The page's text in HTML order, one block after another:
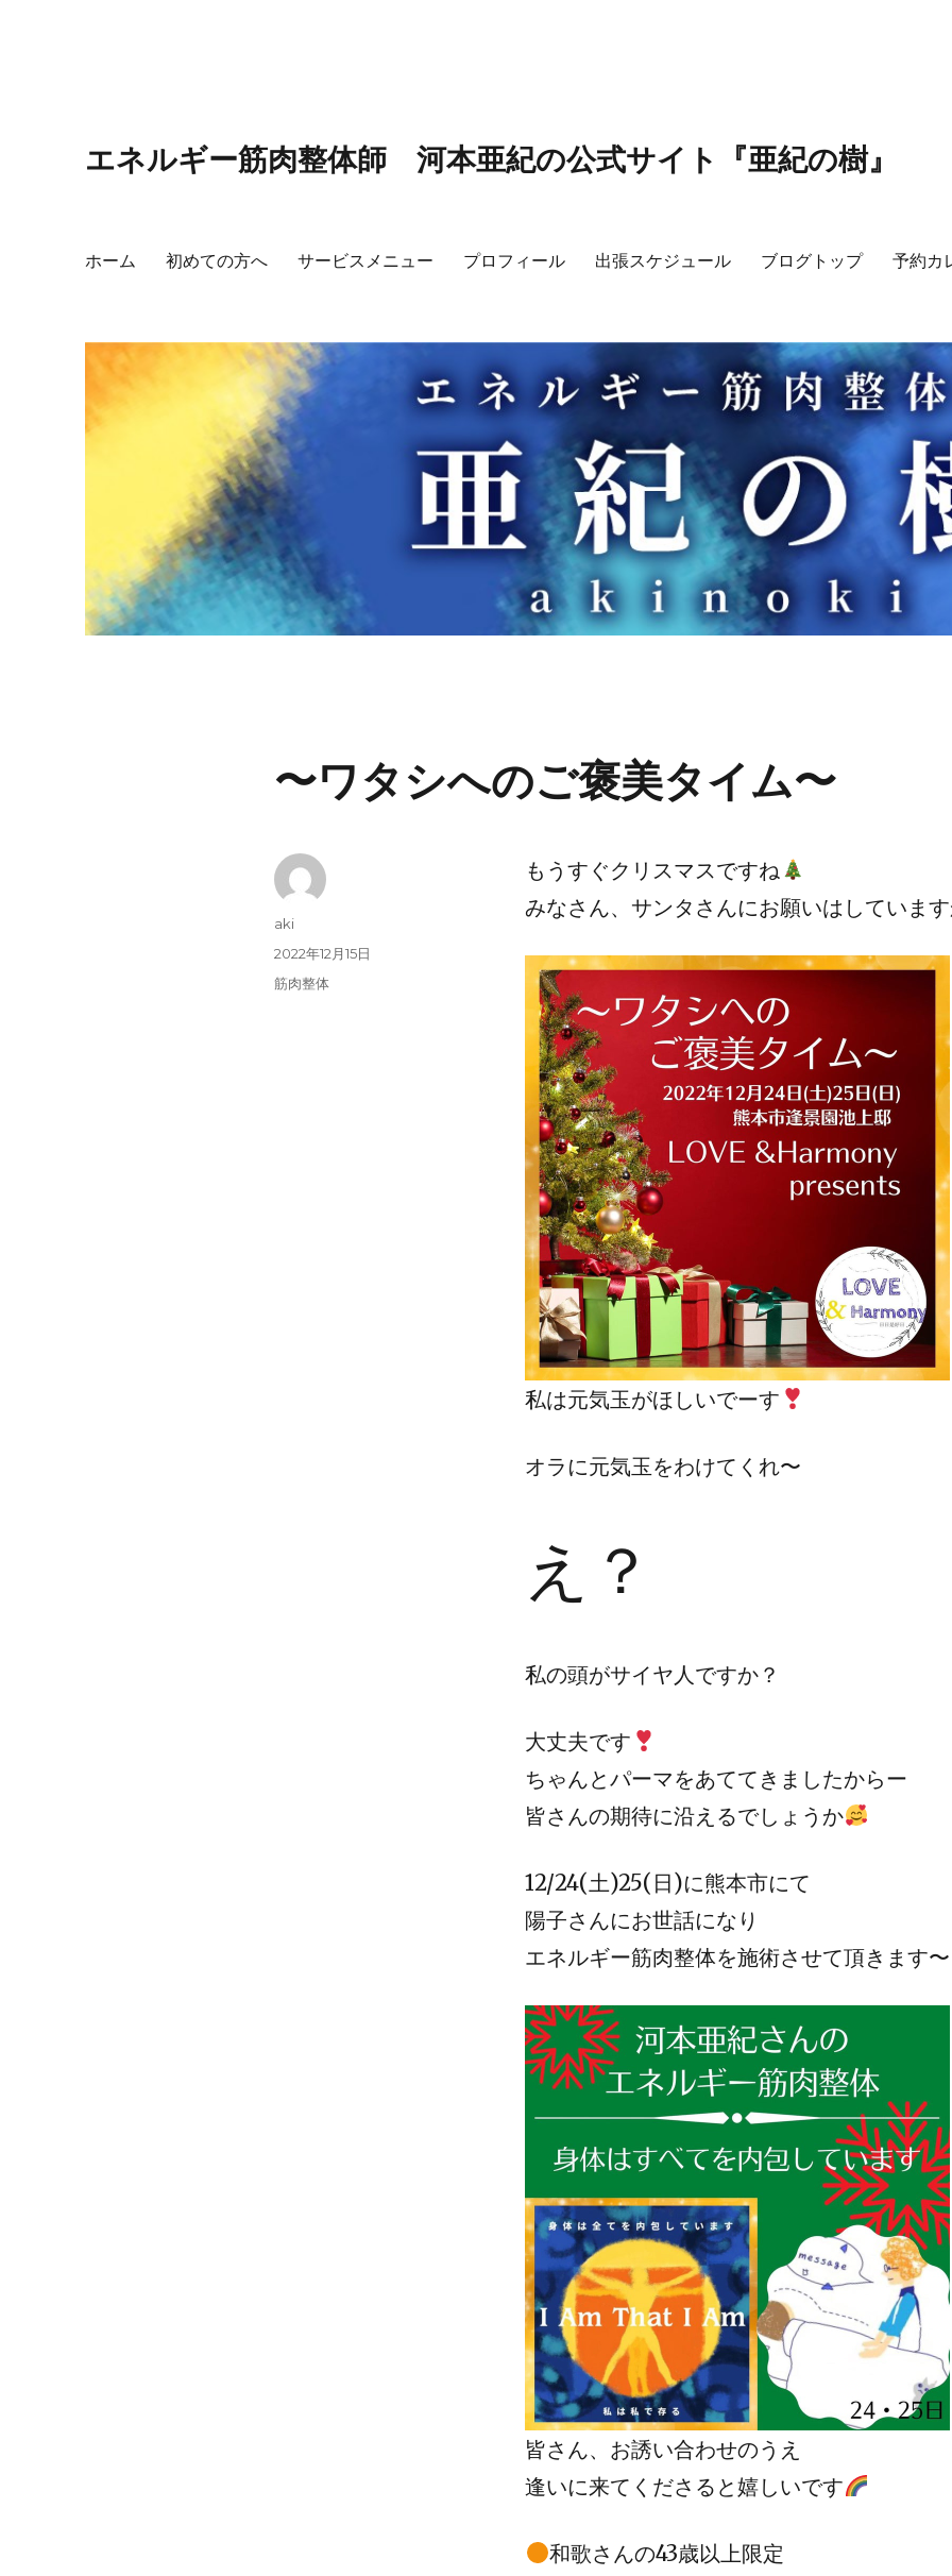
エネルギー筋肉整体師 河本亜紀の公式サイト『亜紀の樹』
ホーム 初めての方へ サービスメニュー プロフィール 出張スケジュール ブログトップ 予約カ
〜ワタシへのご褒美タイム〜
もうすぐクリスマスですね
みなさん、サンタさんにお願いはしていま
私は元気玉がほしいでーす
オラに元気玉をわけてくれ〜
え？
私の頭がサイヤ人ですか？
大丈夫です
ちゃんとパーマをあててきましたからー
皆さんの期待に沿えるでしょうか
12/24(土)25(日)に熊本市にて
陽子さんにお世話になり
エネルギー筋肉整体を施術させて頂きます〜
皆さん、お誘い合わせのうえ
逢いに来てくださると嬉しいです
和歌さんの43歳以上限定
投
aki
投
稿
2022年12月15日
カ
筋肉整体